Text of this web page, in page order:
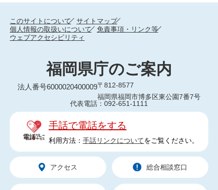
このサイトについて
サイトマップ
個人情報の取扱いについて
免責事項・リンク等
ウェブアクセシビリティ
福岡県庁のご案内
法人番号6000020400009〒812-8577
福岡県福岡市博多区東公園7番7号
代表電話：092-651-1111
手話で電話をする
利用方法： 手話リンクについてをご覧ください。
アクセス 総合相談窓口